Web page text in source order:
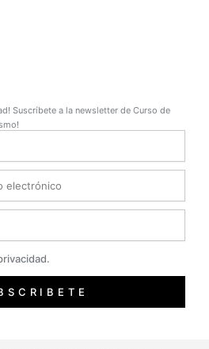
Suscríbete a la newsletter de Curso de